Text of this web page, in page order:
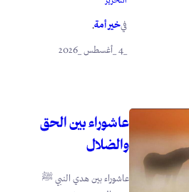
فيخير أمة.
_4 _أغسطس _2026
عاشوراء بين الحق
والضلال
عاشوراء بين هدي النبي ﷺ